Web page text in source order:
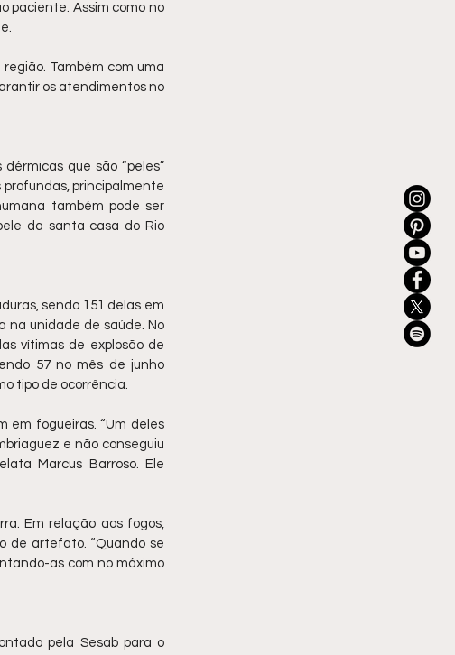
paciente. Assim como no
Também com uma
os atendimentos no
que são “peles”
principalmente
também pode ser
da santa casa do Rio
sendo 151 delas em
na unidade de saúde. No
vítimas de explosão de
57 no mês de junho
tipo de ocorrência.
em fogueiras. “Um deles
e não conseguiu
Marcus Barroso. Ele
Em relação aos fogos,
de artefato. “Quando se
as com no máximo
pela Sesab para o